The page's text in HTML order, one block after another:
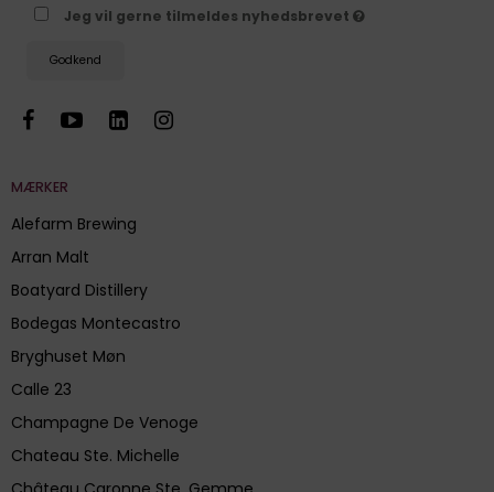
Jeg vil gerne tilmeldes nyhedsbrevet
Godkend
MÆRKER
Alefarm Brewing
Arran Malt
Boatyard Distillery
Bodegas Montecastro
Bryghuset Møn
Calle 23
Champagne De Venoge
Chateau Ste. Michelle